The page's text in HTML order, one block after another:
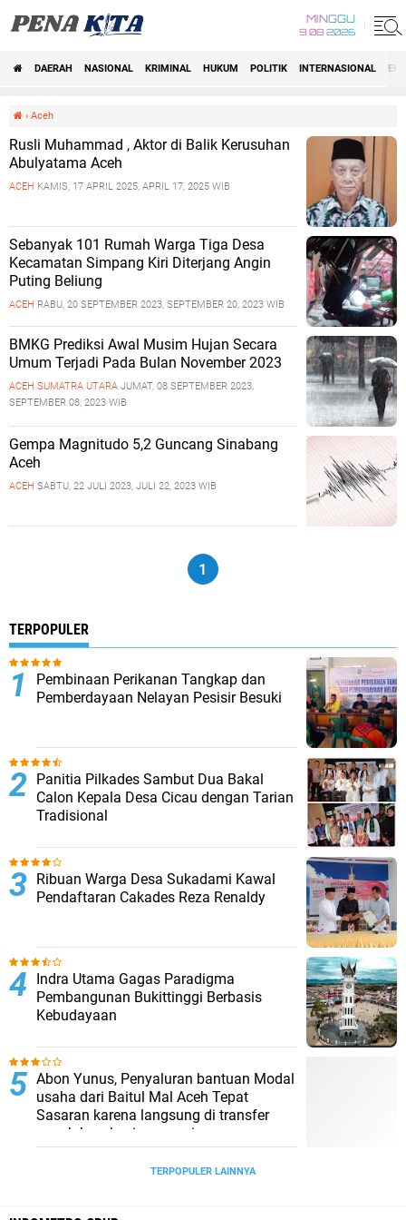
MINGGU
9 08 2026
DAERAH NASIONAL KRIMINAL HUKUM POLITIK INTERNASIONAL
› Aceh
Rusli Muhammad , Aktor di Balik Kerusuhan
Abulyatama Aceh
ACEH KAMIS, 17 APRIL 2025, APRIL 17, 2025 WIB
Sebanyak 101 Rumah Warga Tiga Desa
Kecamatan Simpang Kiri Diterjang Angin
Puting Beliung
ACEH RABU, 20 SEPTEMBER 2023, SEPTEMBER 20, 2023 WIB
BMKG Prediksi Awal Musim Hujan Secara
Umum Terjadi Pada Bulan November 2023
ACEH SUMATRA UTARA JUMAT, 08 SEPTEMBER 2023,
SEPTEMBER 08, 2023 WIB
Gempa Magnitudo 5,2 Guncang Sinabang
Aceh
ACEH SABTU, 22 JULI 2023, JULI 22, 2023 WIB
1
TERPOPULER
Pembinaan Perikanan Tangkap dan
Pemberdayaan Nelayan Pesisir Besuki
Panitia Pilkades Sambut Dua Bakal
Calon Kepala Desa Cicau dengan Tarian
Tradisional
Ribuan Warga Desa Sukadami Kawal
Pendaftaran Cakades Reza Renaldy
Indra Utama Gagas Paradigma
Pembangunan Bukittinggi Berbasis
Kebudayaan
Abon Yunus, Penyaluran bantuan Modal
usaha dari Baitul Mal Aceh Tepat
Sasaran karena langsung di transfer
penuh ke rekening penerima
TERPOPULER LAINNYA